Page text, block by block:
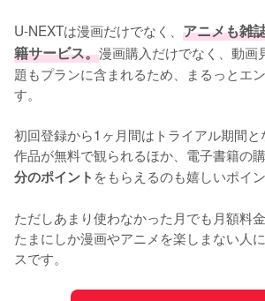
U-NEXTは漫画だけでなく、 アニメも雑
籍サービス。漫画購入だけでなく、動画
題もプランに含まれるため、まるっとエ
す。
初回登録から1ヶ月間はトライアル期間
作品が無料で観られるほか、電子書籍の
分のポイント をもらえるのも嬉しいポイン
ただしあまり使わなかった月でも月額料金
たまにしか漫画やアニメを楽しまない人
スです。